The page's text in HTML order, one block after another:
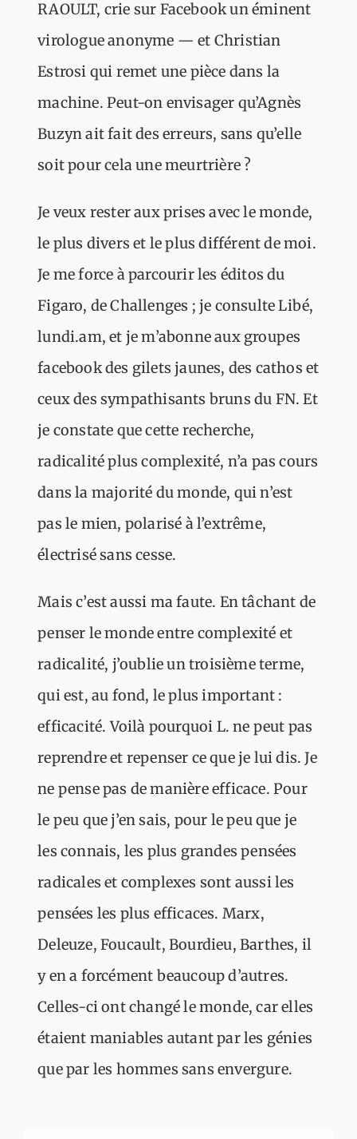
RAOULT, crie sur Facebook un éminent
virologue anonyme — et Christian
Estrosi qui remet une pièce dans la
machine. Peut-on envisager qu’Agnès
Buzyn ait fait des erreurs, sans qu’elle
soit pour cela une meurtrière ?
Je veux rester aux prises avec le monde,
le plus divers et le plus différent de moi.
Je me force à parcourir les éditos du
Figaro, de Challenges ; je consulte Libé,
lundi.am, et je m’abonne aux groupes
facebook des gilets jaunes, des cathos et
ceux des sympathisants bruns du FN. Et
je constate que cette recherche,
radicalité plus complexité, n’a pas cours
dans la majorité du monde, qui n’est
pas le mien, polarisé à l’extrême,
électrisé sans cesse.
Mais c’est aussi ma faute. En tâchant de
penser le monde entre complexité et
radicalité, j’oublie un troisième terme,
qui est, au fond, le plus important :
efficacité. Voilà pourquoi L. ne peut pas
reprendre et repenser ce que je lui dis. Je
ne pense pas de manière efficace. Pour
le peu que j’en sais, pour le peu que je
les connais, les plus grandes pensées
radicales et complexes sont aussi les
pensées les plus efficaces. Marx,
Deleuze, Foucault, Bourdieu, Barthes, il
y en a forcément beaucoup d’autres.
Celles-ci ont changé le monde, car elles
étaient maniables autant par les génies
que par les hommes sans envergure.